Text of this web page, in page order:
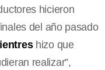
hicieron
del año pasado
hizo que
realizar”,